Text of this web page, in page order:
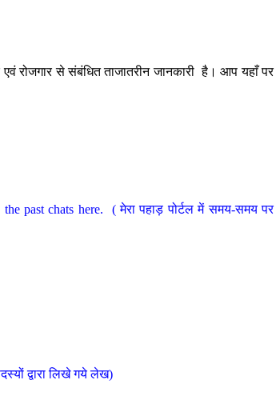
रोजगार से संबंधित ताजातरीन जानकारी है। आप यहाँ पर
past chats here. ( मेरा पहाड़ पोर्टल में समय-समय पर
द्वारा लिखे गये लेख)